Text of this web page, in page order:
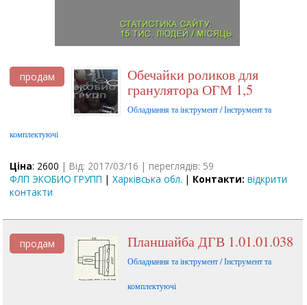
продам Обечайки роликов для
гранулятора ОГМ 1,5
Обладнання та інструмент / Інструмент та
комплектуючі
Ціна: 2600 | Від: 2017/03/16 | переглядів: 59
ФЛП ЭКОБИО ГРУПП |Харківська обл. | Контакти: відкрити
контакти
продам Планшайба ДГВ 1.01.01.038
Обладнання та інструмент / Інструмент та
комплектуючі